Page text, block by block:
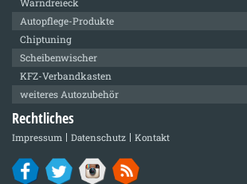
Autopflege-Produkte
Chiptuning
Scheibenwischer
KFZ-Verbandkasten
weiteres Autozubehör
Rechtliches
Impressum Datenschutz Kontakt